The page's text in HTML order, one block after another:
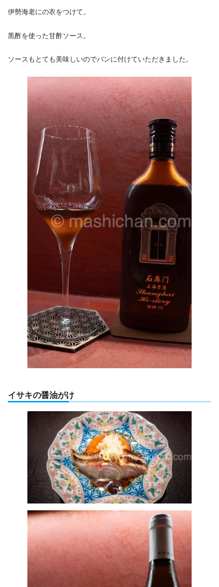
伊勢海老にの衣をつけて。
黒酢を使った甘酢ソース。
ソースもとても美味しいのでパンに付けていただきました。
イサキの醤油がけ